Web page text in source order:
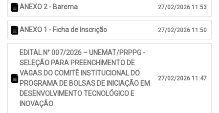
ANEXO 2 - Barema 27/02/2026 11:53
ANEXO 1 - Ficha de Inscrição 27/02/2026 11:50
EDITAL N° 007/2026 – UNEMAT/PRPPG -
SELEÇÃO PARA PREENCHIMENTO DE
VAGAS DO COMITÊ INSTITUCIONAL DO
PROGRAMA DE BOLSAS DE INICIAÇÃO EM
DESENVOLVIMENTO TECNOLÓGICO E
INOVAÇÃO
27/02/2026 11:47